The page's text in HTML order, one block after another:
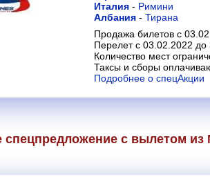
Италия - Римини
Албания - Тирана
Продажа билетов с
Перелет с 03.02.2022 до
Количество мест
Таксы и сборы
Подробнее о спецАкции
спецпредложение с вылетом